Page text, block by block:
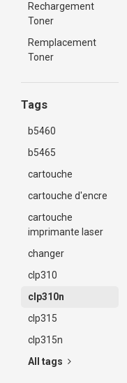
Rechargement
Toner
Remplacement
Toner
Tags
b5460
b5465
cartouche
cartouche d'encre
cartouche
imprimante laser
changer
clp310
clp310n
clp315
clp315n
All tags